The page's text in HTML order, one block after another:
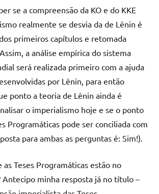
se a compreensão da KO e do KKE
realmente se desvia da de Lênin é
primeiros capítulos e retomada
a análise empírica do sistema
será realizada primeiro com a ajuda
por Lênin, para então
ponto a teoria de Lênin ainda é
o imperialismo hoje e se o ponto
Programáticas pode ser conciliada com
para ambas as perguntas é: Sim!).
as Teses Programáticas estão no
Antecipo minha resposta já no título –